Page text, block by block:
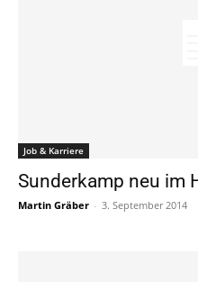
Job & Karriere
Sunderkamp neu im
Martin Gräber - 3. September 2014